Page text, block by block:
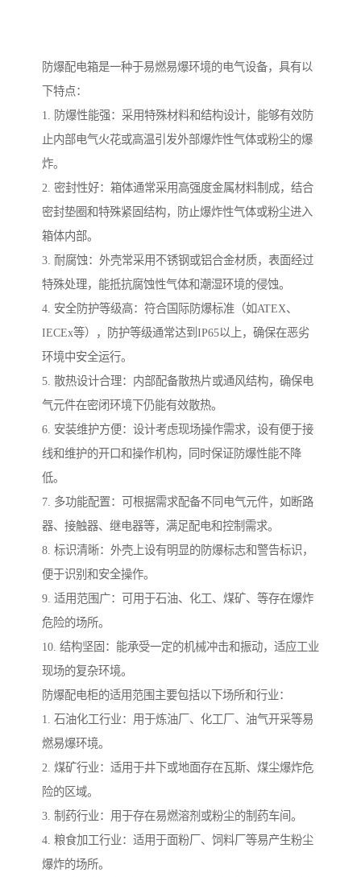
防爆配电箱是一种于易燃易爆环境的电气设备，具有以
下特点：
1. 防爆性能强：采用特殊材料和结构设计，能够有效防
止内部电气火花或高温引发外部爆炸性气体或粉尘的爆
炸。
2. 密封性好：箱体通常采用高强度金属材料制成，结合
密封垫圈和特殊紧固结构，防止爆炸性气体或粉尘进入
箱体内部。
3. 耐腐蚀：外壳常采用不锈钢或铝合金材质，表面经过
特殊处理，能抵抗腐蚀性气体和潮湿环境的侵蚀。
4. 安全防护等级高：符合国际防爆标准（如ATEX、
IECEx等），防护等级通常达到IP65以上，确保在恶劣
环境中安全运行。
5. 散热设计合理：内部配备散热片或通风结构，确保电
气元件在密闭环境下仍能有效散热。
6. 安装维护方便：设计考虑现场操作需求，设有便于接
线和维护的开口和操作机构，同时保证防爆性能不降
低。
7. 多功能配置：可根据需求配备不同电气元件，如断路
器、接触器、继电器等，满足配电和控制需求。
8. 标识清晰：外壳上设有明显的防爆标志和警告标识，
便于识别和安全操作。
9. 适用范围广：可用于石油、化工、煤矿、等存在爆炸
危险的场所。
10. 结构坚固：能承受一定的机械冲击和振动，适应工业
现场的复杂环境。
防爆配电柜的适用范围主要包括以下场所和行业：
1. 石油化工行业：用于炼油厂、化工厂、油气开采等易
燃易爆环境。
2. 煤矿行业：适用于井下或地面存在瓦斯、煤尘爆炸危
险的区域。
3. 制药行业：用于存在易燃溶剂或粉尘的制药车间。
4. 粮食加工行业：适用于面粉厂、饲料厂等易产生粉尘
爆炸的场所。